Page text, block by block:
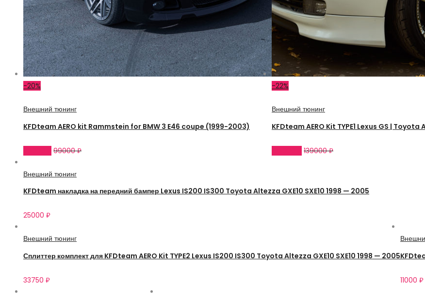
-20%
Внешний тюнинг
KFDteam AERO kit Rammstein for BMW 3 E46 coupe (1999-2003)
99000₽
-22%
Внешний тюнинг
KFDteam AERO Kit TYPE1 Lexus GS | Toyota
139000₽
Внешний тюнинг
KFDteam накладка на передний бампер Lexus IS200 IS300 Toyota Altezza GXE10 SXE10 1998 — 2005
25000 ₽
Внешний тюнинг
Сплиттер комплект для KFDteam AERO Kit TYPE2 Lexus IS200 IS300 Toyota Altezza GXE10 SXE10 1998 — 2005
33750 ₽ 11000 ₽